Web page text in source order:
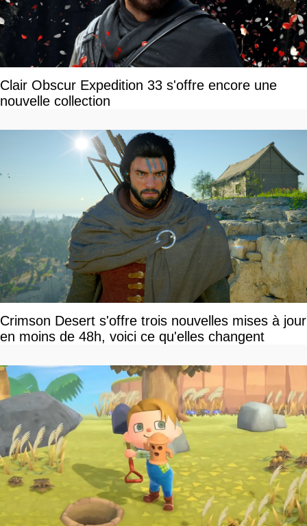
Clair Obscur Expedition 33 s'offre encore une
nouvelle collection
Crimson Desert s'offre trois nouvelles mises à jour
en moins de 48h, voici ce qu'elles changent